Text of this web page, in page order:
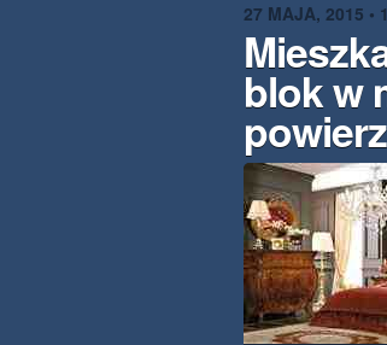
27 MAJA, 2015 •
blok w